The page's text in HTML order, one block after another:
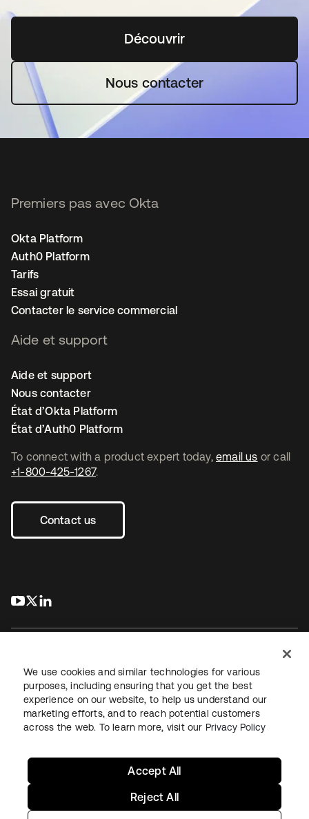
Découvrirs’ouvre dans un nouvel
Nous contacter
To connect with a product expert today, email us or call
+1-800-425-1267.
Contact us
s’ouvre dans un nouvel onglet
s’ouvre dans un nouvel onglet
Premiers pas avec Okta
Okta Platform
Auth0 Platform
Tarifs
Essai gratuit
Contacter le service commercial
Aide et support
Aide et support
Nous contacter
État d’Okta Platform
État d’Auth0 Platform
JuridiquePolitique de confidentialité
Conditions d’utilisation du siteSécuritéPlan du site
Paramètres des cookies
We use cookies and similar technologies for various
purposes, including ensuring that you get the best
experience on our website, to help us understand our
marketing efforts, and to reach potential customers
across the web. To learn more, visit our Privacy Policy
Reject All
Accept All